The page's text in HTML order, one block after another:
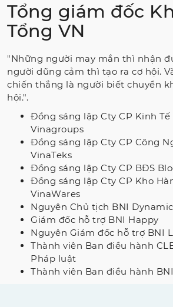
Tổng giám đốc
Tổng VN
"Những người may mắn thì nhận
người dũng cảm thì tạo ra cơ hội.
chiến thắng là người biết chuyển
hội.".
Đồng sáng lập Cty CP Kinh Tế
Vinagroups
Đồng sáng lập Cty CP Công
VinaTeks
Đồng sáng lập Cty CP BĐS
Đồng sáng lập Cty CP Kho
VinaWares
Nguyên Chủ tịch BNI Dynamic
Giám đốc hỗ trợ BNI Happy
Nguyên Giám đốc hỗ trợ BNI
Thành viên Ban điều hành
Pháp luật
Thành viên Ban điều hành